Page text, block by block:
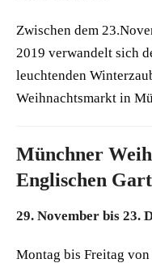
Zwischen dem
2019 verwandelt sich
leuchtenden
Weihnachtsmarkt in
Münchner
Englischen
29. November bis 23.
Montag bis Freitag